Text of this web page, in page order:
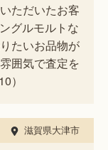
ただいたお客
グルモルトな
たいお品物が
囲気で査定を
）
滋賀県大津市